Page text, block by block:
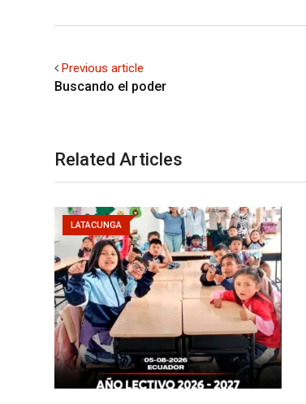
Previous article
Buscando el poder
Related Articles
LATACUNGA